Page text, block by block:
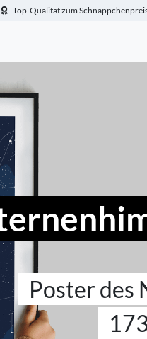
Top-Qualität zum
Poster des